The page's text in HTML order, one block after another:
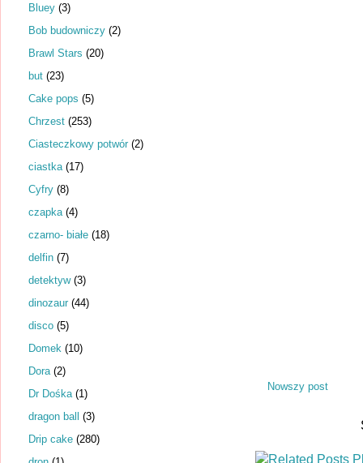
Nowszy post
Bluey (3)
Bob budowniczy (2)
Brawl Stars (20)
but (23)
Cake pops (5)
Chrzest (253)
Ciasteczkowy potwór (2)
ciastka (17)
Cyfry (8)
czapka (4)
czarno- białe (18)
delfin (7)
detektyw (3)
dinozaur (44)
disco (5)
Domek (10)
Dora (2)
Dr Dośka (1)
dragon ball (3)
Drip cake (280)